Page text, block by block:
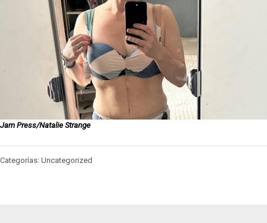
Jam Press/Natalie Strange
Categorías: Uncategorized